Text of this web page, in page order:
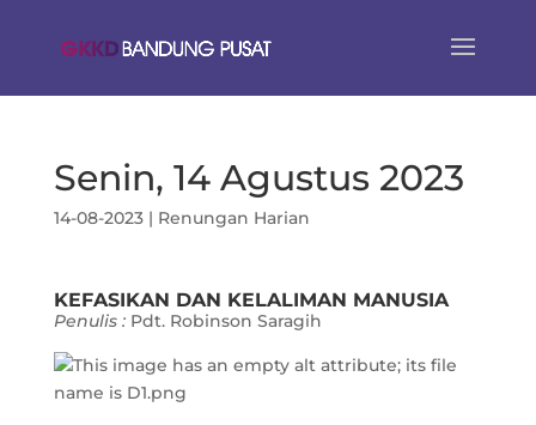
Senin, 14 Agustus 2023
14-08-2023| Renungan Harian
KEFASIKAN DAN KELALIMAN MANUSIA
Penulis : Pdt. Robinson Saragih